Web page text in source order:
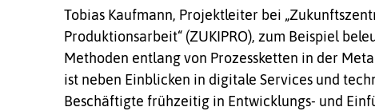
Tobias Kaufmann, Projektleiter bei
Produktionsarbeit“ (ZUKIPRO), zum Beispiel
Methoden entlang von Prozessketten in der
ist neben Einblicken in digitale Services und
Beschäftigte frühzeitig in Entwicklungs- und